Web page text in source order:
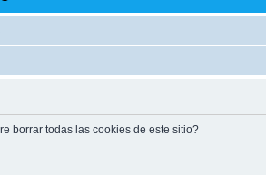
borrar todas las cookies de este sitio?